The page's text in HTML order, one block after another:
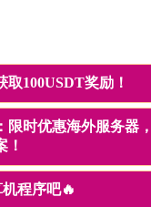
100USDT奖励！
限时优惠海外服务器
！
程序吧🔥